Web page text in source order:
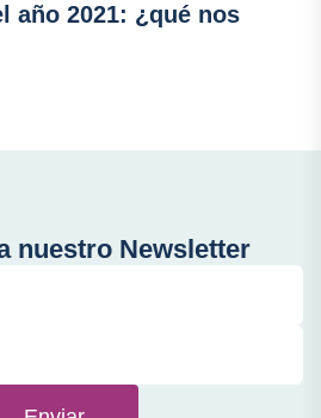
año 2021: ¿qué nos
nuestro Newsletter